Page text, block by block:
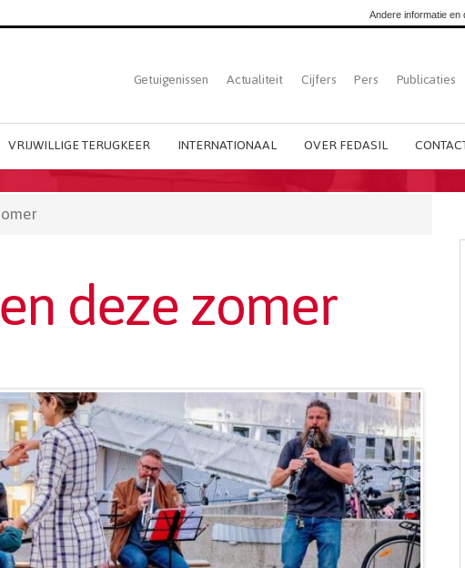
Andere informatie en
Top
Dutch
menu
Getuigenissen Actualiteit Cijfers Pers Publicaties
VRIJWILLIGE TERUGKEER INTERNATIONAAL OVER FEDASIL
deze zomer